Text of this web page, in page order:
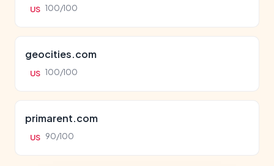
US 100/100
geocities.com
US 100/100
primarent.com
US 90/100